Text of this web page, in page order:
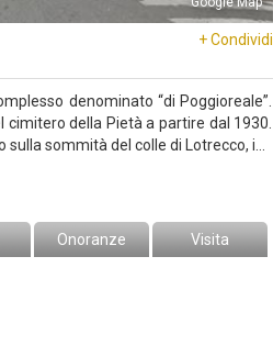
+ Condividi
denominato “di Poggioreale”.
della Pietà a partire dal 1930.
sommità del colle di Lotrecco, i…
Onoranze Visita